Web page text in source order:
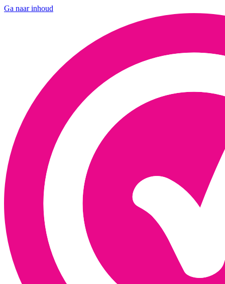
Ga naar inhoud